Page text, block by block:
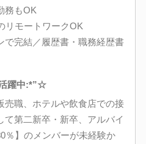
務もOK
リモートワークOK
完結／履歴書・職務経歴書
躍中:*”☆
売職、ホテルや飲食店での接
て第二新卒・新卒、アルバイ
％】のメンバーが未経験か